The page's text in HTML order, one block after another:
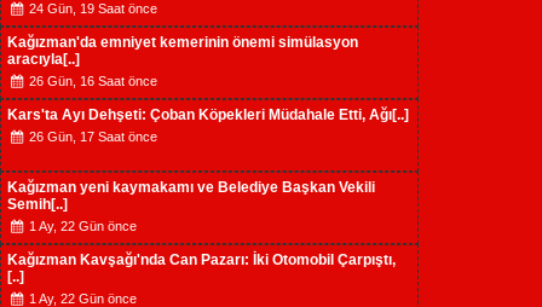
24 Gün, 19 Saat önce
Kağızman'da emniyet kemerinin önemi simülasyon
aracıyla[..]
26 Gün, 16 Saat önce
Kars'ta Ayı Dehşeti: Çoban Köpekleri Müdahale Etti, Ağı[..]
26 Gün, 17 Saat önce
Kağızman yeni kaymakamı ve Belediye Başkan Vekili
Semih[..]
1 Ay, 22 Gün önce
Kağızman Kavşağı'nda Can Pazarı: İki Otomobil Çarpıştı,
[..]
1 Ay, 22 Gün önce